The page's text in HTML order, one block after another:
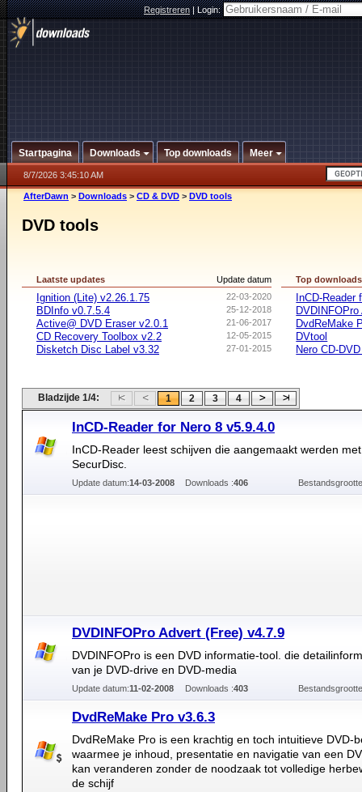
Registreren|Login:
Startpagina Downloads Top downloads Meer
8/7/2026 3:45:10 AM
AfterDawn > Downloads > CD & DVD > DVD tools
DVD tools
Update datum
Laatste updates
22-03-2020
Ignition (Lite) v2.26.1.75
25-12-2018
BDInfo v0.7.5.4
21-06-2017
Active@ DVD Eraser v2.0.1
12-05-2015
CD Recovery Toolbox v2.2
27-01-2015
Disketch Disc Label v3.32
Top downloads
InCD-Reader
DvdReMake
DVtool
Nero CD-
Bladzijde 1/4: 1 2 3 4
InCD-Reader for Nero 8 v5.9.4.0
InCD-Reader leest schijven die aangemaakt werden
SecurDisc.
Update datum:14-03-2008 Downloads :406
DVDINFOPro Advert (Free) v4.7.9
DVDINFOPro is een DVD informatie-tool. die
van je DVD-drive en DVD-media
Update datum:11-02-2008 Downloads :403
DvdReMake Pro v3.6.3
DvdReMake Pro is een krachtig en toch intuitieve DVD-
waarmee je inhoud, presentatie en navigatie van een
kan veranderen zonder de noodzaak tot volledige
de schijf